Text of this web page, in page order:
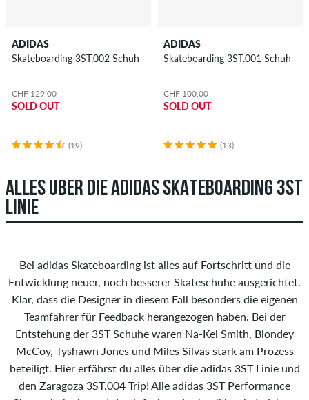
ADIDAS
Skateboarding 3ST.002 Schuh
CHF 129.00
SOLD OUT
(19)
ADIDAS
Skateboarding 3ST.001 Schuh
CHF 100.00
SOLD OUT
(13)
ALLES ÜBER DIE ADIDAS SKATEBOARDING 3ST
LINIE
Bei adidas Skateboarding ist alles auf Fortschritt und die
Entwicklung neuer, noch besserer Skateschuhe ausgerichtet.
Klar, dass die Designer in diesem Fall besonders die eigenen
Teamfahrer für Feedback herangezogen haben. Bei der
Entstehung der 3ST Schuhe waren Na-Kel Smith, Blondey
McCoy, Tyshawn Jones und Miles Silvas stark am Prozess
beteiligt. Hier erfährst du alles über die adidas 3ST Linie und
den Zaragoza 3ST.004 Trip! Alle adidas 3ST Performance